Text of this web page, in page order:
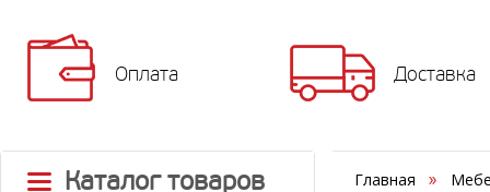
Оплата Доставка
Каталог товаров Главная